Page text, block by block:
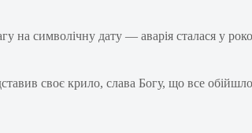
на символічну дату — аварія сталася у
своє крило, слава Богу, що все